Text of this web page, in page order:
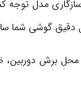
دقیق گوشی شما
برش دوربین،